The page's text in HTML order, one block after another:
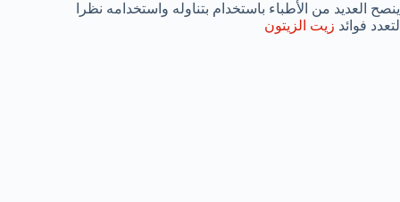
ينصح العديد من الأطباء باستخدام بتناوله واستخدامه نظرا
لتعدد فوائد زيت الزيتون